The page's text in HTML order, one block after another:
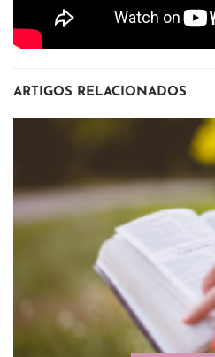
ARTIGOS RELACIONADOS